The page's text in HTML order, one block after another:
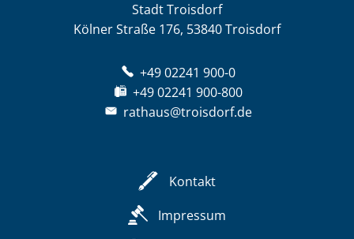
Stadt Troisdorf
Kölner Straße 176, 53840 Troisdorf
+49 02241 900-0
+49 02241 900-800
rathaus@troisdorf.de
Kontakt
Impressum